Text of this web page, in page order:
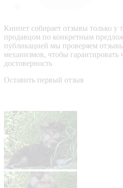
Кинпет собирает отзывы только у
продавцом по конкретным
публикацией мы проверяем
механизмов, чтобы гарантировать
достоверность
Оставить первый отзыв